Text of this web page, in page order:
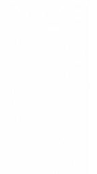
意方可使用
本公司不負相關責
戶狀況，依本公司即
公司將視審查結果
惡意使用之情形，
取法律行動。